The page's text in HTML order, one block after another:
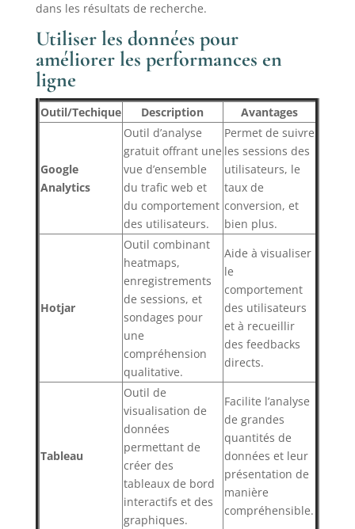
dans les résultats de recherche.
Utiliser les données pour
améliorer les performances en
ligne
Outil/Techique Description Avantages
Google
Analytics
Outil d’analyse
gratuit offrant une
vue d’ensemble
du trafic web et
du comportement
des utilisateurs.
Permet de suivre
les sessions des
utilisateurs, le
taux de
conversion, et
bien plus.
Hotjar
Outil combinant
heatmaps,
enregistrements
de sessions, et
sondages pour
une
compréhension
qualitative.
Aide à visualiser
le
comportement
des utilisateurs
et à recueillir
des feedbacks
directs.
Tableau
Outil de
visualisation de
données
permettant de
créer des
tableaux de bord
interactifs et des
graphiques.
Facilite l’analyse
de grandes
quantités de
données et leur
présentation de
manière
compréhensible.